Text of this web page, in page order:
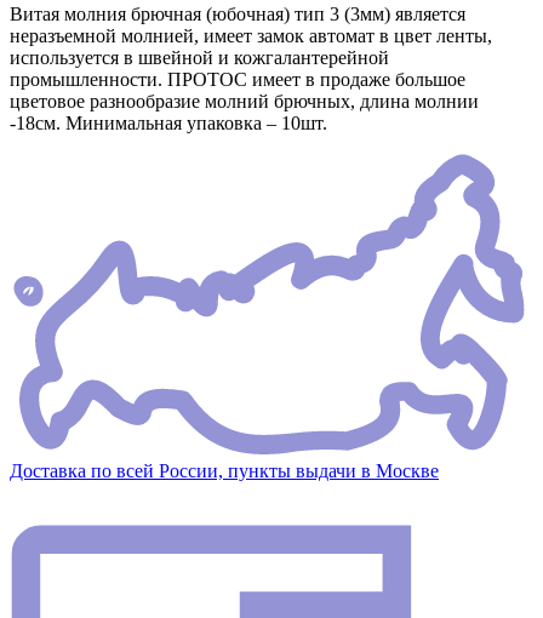
Витая молния брючная (юбочная) тип 3 (3мм) является
неразъемной молнией, имеет замок автомат в цвет ленты,
используется в швейной и кожгалантерейной
промышленности. ПРОТОС имеет в продаже большое
цветовое разнообразие молний брючных, длина молнии
-18см. Минимальная упаковка – 10шт.
Доставка по всей России, пункты выдачи в Москве